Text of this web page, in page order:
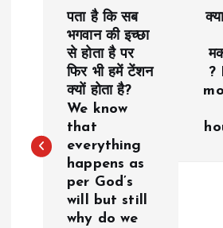
n
पता है कि सब
भगवान की इच्छा
से होता है पर
फिर भी हमें टेंशन
क्यों होता है?
We know
that
everything
happens as
per God’s
will but still
why do we
?